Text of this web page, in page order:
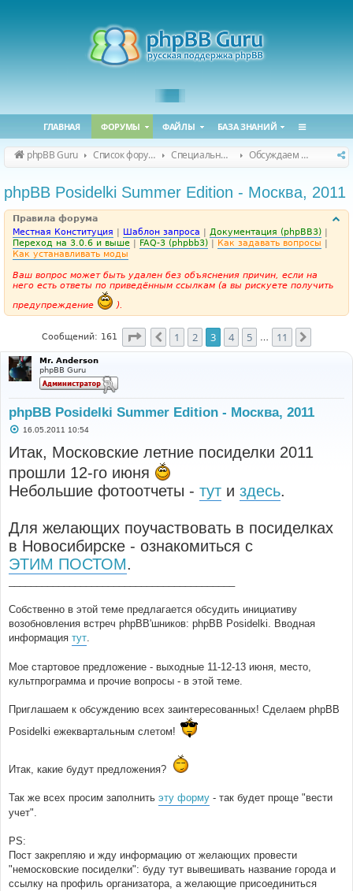
ГЛАВНАЯ ФОРУМЫ ФАЙЛЫ БАЗА ЗНАНИЙ
phpBB Guru Список форумов Специальные форумы Обсуждаем сайт и конференцию
phpBB Posidelki Summer Edition - Москва, 2011
Правила форума
Местная Конституция | Шаблон запроса | Документация (phpBB3) |
Переход на 3.0.6 и выше | FAQ-3 (phpbb3) | Как задавать вопросы |
Как устанавливать моды
Ваш вопрос может быть удален без объяснения причин, если на
него есть ответы по приведённым ссылкам (а вы рискуете получить
предупреждение
).
Сообщений: 161 Страница 3из11
Пред.
1 2 3 4 5 11
Mr. Anderson
phpBB Guru
phpBB Posidelki Summer Edition - Москва, 2011
С
б
е
и
16.05.2011 10:54
Итак, Московские летние посиделки 2011
прошли 12-го июня
Небольшие фотоотчеты - тут и здесь.
Для желающих поучаствовать в посиделках
в Новосибирске - ознакомиться с
ЭТИМ ПОСТОМ.
Собственно в этой теме предлагается обсудить инициативу
возобновления встреч phpBB'шников: phpBB Posidelki. Вводная
информация тут.
Мое стартовое предложение - выходные 11-12-13 июня, место,
культпрограмма и прочие вопросы - в этой теме.
Приглашаем к обсуждению всех заинтересованных! Сделаем phpBB
Posidelki ежеквартальным слетом!
Итак, какие будут предложения?
Так же всех просим заполнить эту форму - так будет проще "вести
учет".
PS:
Пост закрепляю и жду информацию от желающих провести
"немосковские посиделки": буду тут вывешивать название города и
ссылку на профиль организатора, а желающие присоединиться